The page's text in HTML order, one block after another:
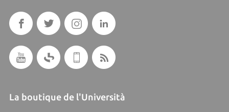
La boutique de l'Università